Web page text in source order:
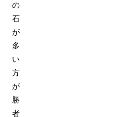
の
石
が
多
い
方
が
勝
者